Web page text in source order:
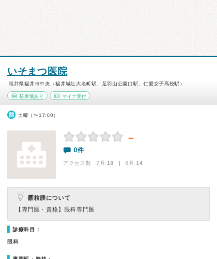
いそまつ医院
福井県福井市中央（福井城址大名町駅、足羽山公園口駅、仁愛女子高校駅）
駐車場あり マイナ受付
土曜（〜17:00）
－
0件
アクセス数 7月:10 | 6月:14
霰粒腫について
【専門医・資格】 眼科専門医
診療科目：
眼科